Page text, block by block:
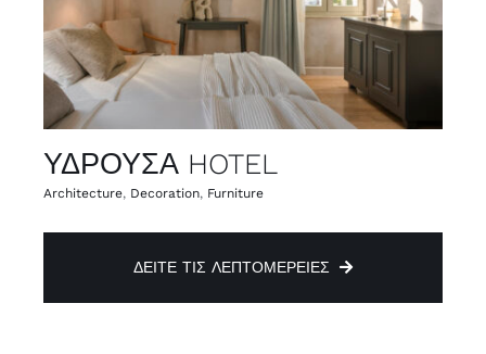
ΥΔΡΟΥΣΑ HOTEL
Architecture, Decoration, Furniture
ΔΕΊΤΕ ΤΙΣ ΛΕΠΤΟΜΈΡΕΙΕΣ